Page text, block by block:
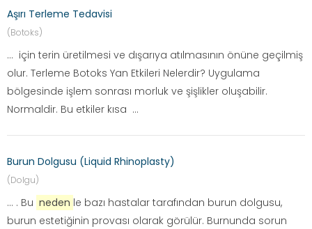
Aşırı Terleme Tedavisi
(Botoks)
... için terin üretilmesi ve dışarıya atılmasının önüne geçilmiş
olur. Terleme Botoks Yan Etkileri Nelerdir? Uygulama
bölgesinde işlem sonrası morluk ve şişlikler oluşabilir.
Normaldir. Bu etkiler kısa ...
Burun Dolgusu (Liquid Rhinoplasty)
(Dolgu)
... . Bu neden le bazı hastalar tarafından burun dolgusu,
burun estetiğinin provası olarak görülür. Burnunda sorun